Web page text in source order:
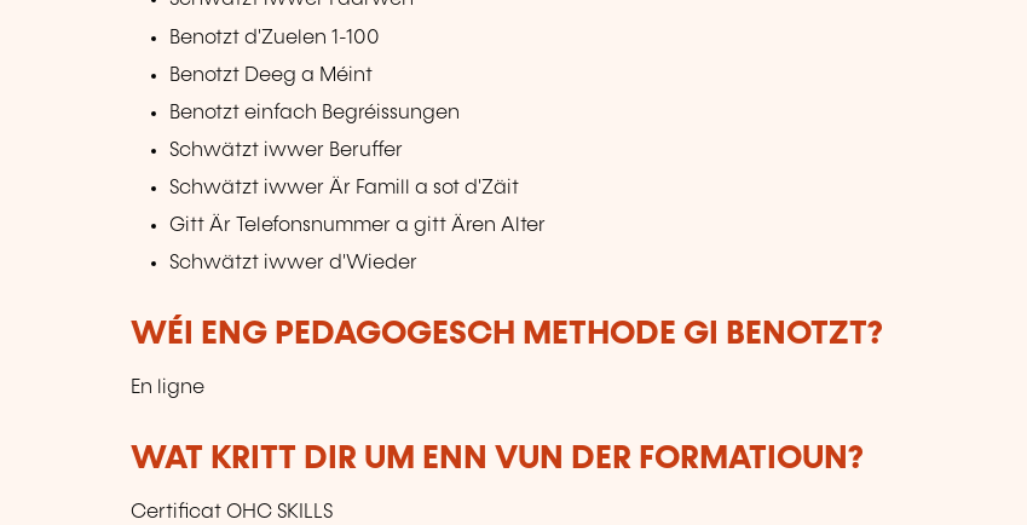
Benotzt d'Zuelen 1-100
Benotzt Deeg a Méint
Benotzt einfach Begréissungen
Schwätzt iwwer Beruffer
Schwätzt iwwer Är Famill a sot d'Zäit
Gitt Är Telefonsnummer a gitt Ären Alter
Schwätzt iwwer d'Wieder
WÉI ENG PEDAGOGESCH METHODE GI BENOTZT?
En ligne
WAT KRITT DIR UM ENN VUN DER FORMATIOUN?
Certificat OHC SKILLS